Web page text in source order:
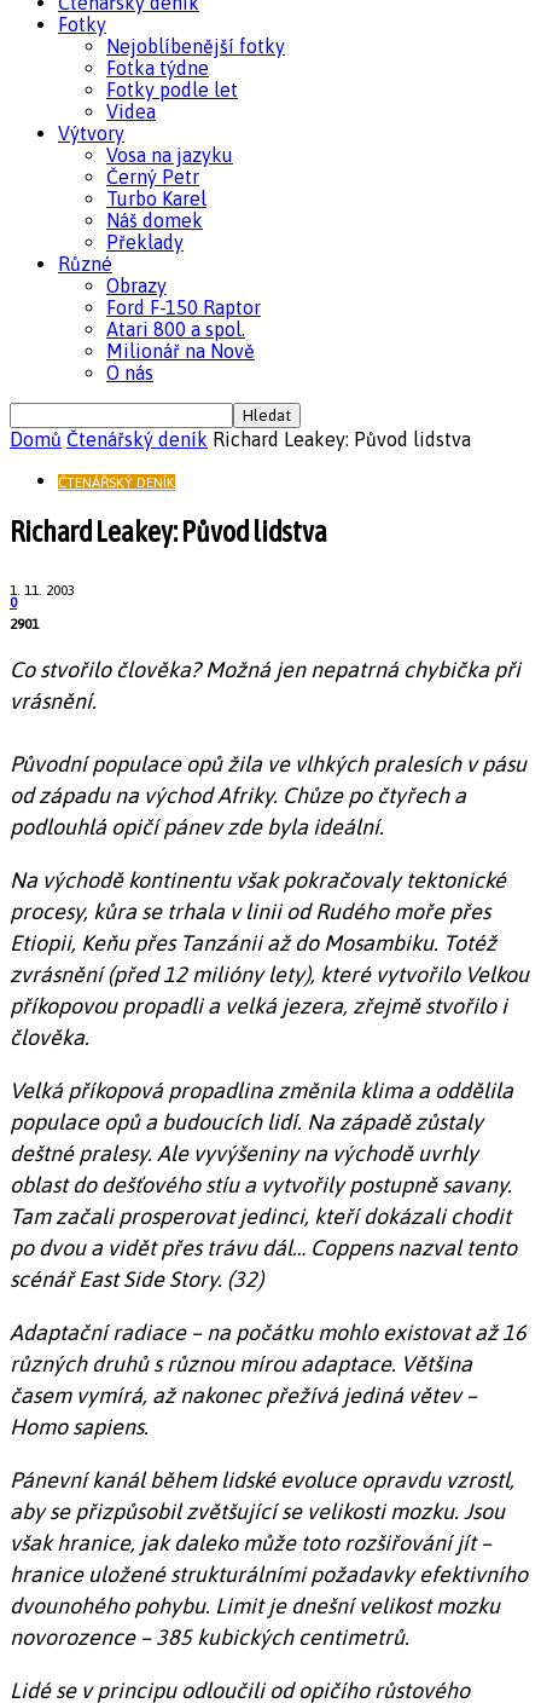
Fotky
Nejoblíbenější fotky
Fotka týdne
Fotky podle let
Videa
Výtvory
Vosa na jazyku
Černý Petr
Turbo Karel
Náš domek
Překlady
Různé
Obrazy
Ford F-150 Raptor
Atari 800 a spol.
Milionář na Nově
O nás
Domů Čtenářský deník Richard Leakey: Původ lidstva
ČTENÁŘSKÝ DENÍK
Richard Leakey: Původ lidstva
1. 11. 2003
0
2901
Co stvořilo člověka? Možná jen nepatrná chybička při
vrásnění.
Původní populace opů žila ve vlhkých pralesích v pásu
od západu na východ Afriky. Chůze po čtyřech a
podlouhlá opičí pánev zde byla ideální.
Na východě kontinentu však pokračovaly tektonické
procesy, kůra se trhala v linii od Rudého moře přes
Etiopii, Keňu přes Tanzánii až do Mosambiku. Totéž
zvrásnění (před 12 milióny lety), které vytvořilo Velkou
příkopovou propadli a velká jezera, zřejmě stvořilo i
člověka.
Velká příkopová propadlina změnila klima a oddělila
populace opů a budoucích lidí. Na západě zůstaly
deštné pralesy. Ale vyvýšeniny na východě uvrhly
oblast do dešťového stíu a vytvořily postupně savany.
Tam začali prosperovat jedinci, kteří dokázali chodit
po dvou a vidět přes trávu dál… Coppens nazval tento
scénář East Side Story. (32)
Adaptační radiace – na počátku mohlo existovat až 16
různých druhů s různou mírou adaptace. Většina
časem vymírá, až nakonec přežívá jediná větev –
Homo sapiens.
Pánevní kanál během lidské evoluce opravdu vzrostl,
aby se přizpůsobil zvětšující se velikosti mozku. Jsou
však hranice, jak daleko může toto rozšiřování jít –
hranice uložené strukturálními požadavky efektivního
dvounohého pohybu. Limit je dnešní velikost mozku
novorozence – 385 kubických centimetrů.
Lidé se v principu odloučili od opičího růstového